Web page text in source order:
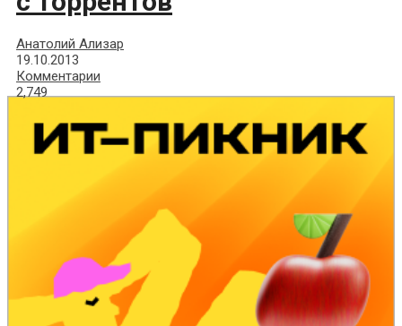
Анатолий Ализар
19.10.2013
Комментарии
2,749